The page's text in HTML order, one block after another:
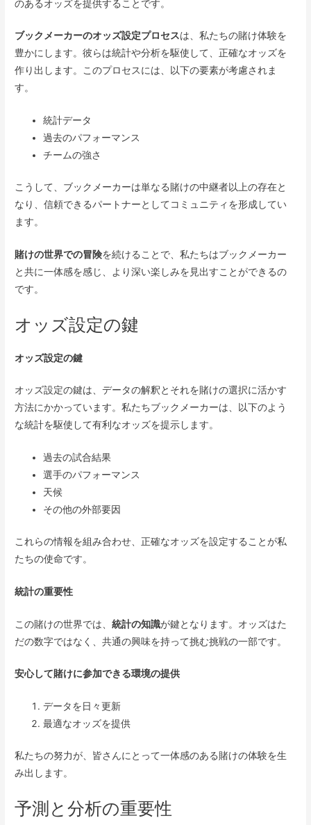
のあるオッズを提供することです。
ブックメーカーのオッズ設定プロセスは、私たちの賭け体験を
豊かにします。彼らは統計や分析を駆使して、正確なオッズを
作り出します。このプロセスには、以下の要素が考慮されま
す。
統計データ
過去のパフォーマンス
チームの強さ
こうして、ブックメーカーは単なる賭けの中継者以上の存在と
なり、信頼できるパートナーとしてコミュニティを形成してい
ます。
賭けの世界での冒険を続けることで、私たちはブックメーカー
と共に一体感を感じ、より深い楽しみを見出すことができるの
です。
オッズ設定の鍵
オッズ設定の鍵
オッズ設定の鍵は、データの解釈とそれを賭けの選択に活かす
方法にかかっています。私たちブックメーカーは、以下のよう
な統計を駆使して有利なオッズを提示します。
過去の試合結果
選手のパフォーマンス
天候
その他の外部要因
これらの情報を組み合わせ、正確なオッズを設定することが私
たちの使命です。
統計の重要性
この賭けの世界では、統計の知識が鍵となります。オッズはた
だの数字ではなく、共通の興味を持って挑む挑戦の一部です。
安心して賭けに参加できる環境の提供
データを日々更新
最適なオッズを提供
私たちの努力が、皆さんにとって一体感のある賭けの体験を生
み出します。
予測と分析の重要性